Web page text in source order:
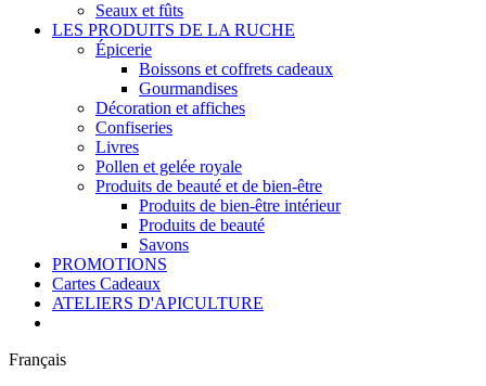
Seaux et fûts
LES PRODUITS DE LA RUCHE
Épicerie
Boissons et coffrets cadeaux
Gourmandises
Décoration et affiches
Confiseries
Livres
Pollen et gelée royale
Produits de beauté et de bien-être
Produits de bien-être intérieur
Produits de beauté
Savons
PROMOTIONS
Cartes Cadeaux
ATELIERS D'APICULTURE
Français